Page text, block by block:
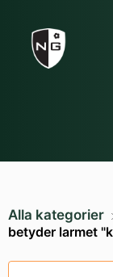
Alla kategorier
betyder larmet